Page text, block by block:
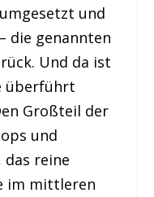
und
die genannten
Und da ist
überführt
Großteil der
und
reine
im mittleren